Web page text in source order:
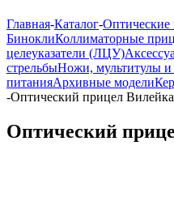
Главная-Каталог-
БиноклиКоллиматорные
целеуказатели (ЛЦУ)
стрельбыНожи, мультитулы
питанияАрхивные модели
-Оптический прицел
Оптический